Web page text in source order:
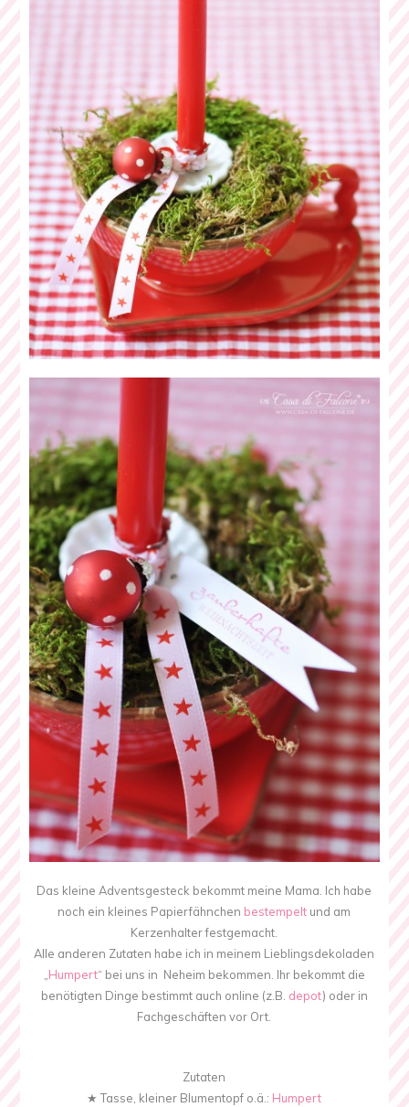
Das kleine Adventsgesteck bekommt meine Mama. Ich habe
noch ein kleines Papierfähnchen bestempelt und am
Kerzenhalter festgemacht.
Alle anderen Zutaten habe ich in meinem Lieblingsdekoladen
Humpert“ bei uns in Neheim bekommen. Ihr bekommt die
benötigten Dinge bestimmt auch online (z.B. depot) oder in
Fachgeschäften vor Ort.
Zutaten
★ Tasse, kleiner Blumentopf o.ä.: Humpert